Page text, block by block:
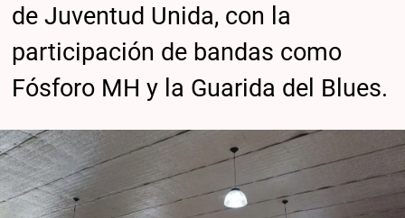
de Juventud Unida, con la
participación de bandas como
Fósforo MH y la Guarida del Blues.